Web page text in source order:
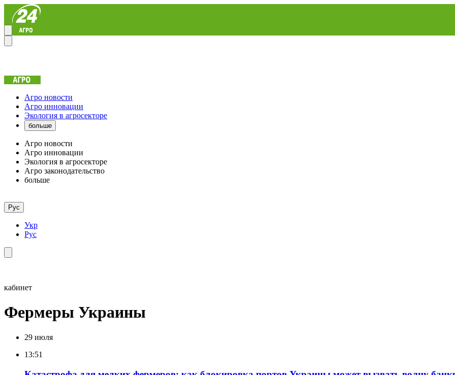
Агро новости
Агро инновации
Экология в агросекторе
больше
Агро новости
Агро инновации
Экология в агросекторе
Агро законодательство
больше
Рус
Укр
Рус
кабинет
Фермеры Украины
29 июля
13:51